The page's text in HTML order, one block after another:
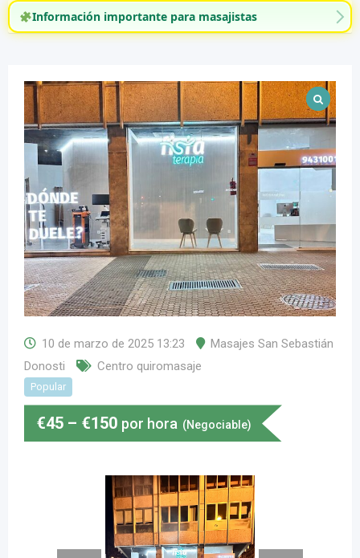
Información importante para masajistas
10 de marzo de 2025 13:23
Masajes San Sebastián
Donosti
Centro quiromasaje
Popular
€45 – €150 por hora (Negociable)